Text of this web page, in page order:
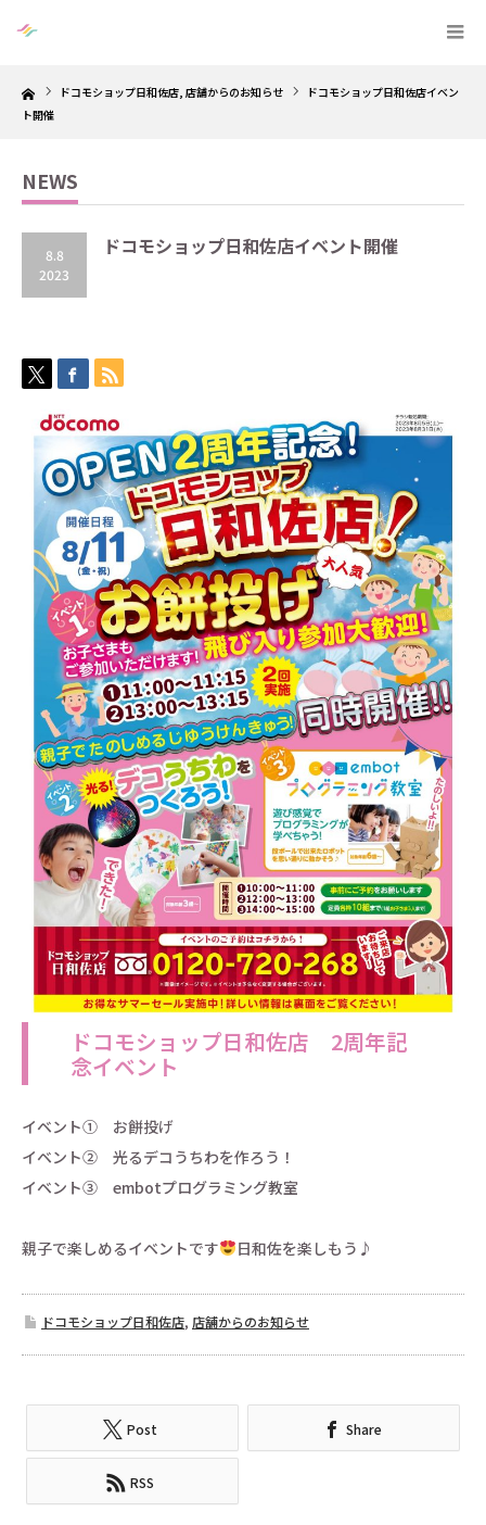
Home ドコモショップ日和佐店, 店舗からのお知らせ
ドコモショップ日和佐店イベン
ト開催
NEWS
8.8
2023
ドコモショップ日和佐店イベント開催
ドコモショップ日和佐店 2周年記
念イベント
イベント① お餅投げ
イベント② 光るデコうちわを作ろう！
イベント③ embotプログラミング教室
親子で楽しめるイベントです 日和佐を楽しもう♪
ドコモショップ日和佐店, 店舗からのお知らせ
Post Share
RSS